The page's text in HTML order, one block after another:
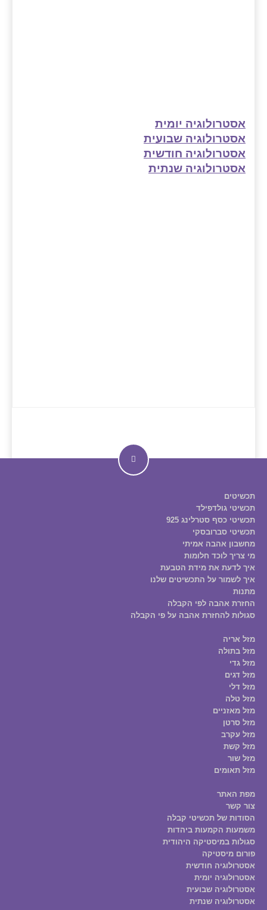
אסטרולוגיה יומית
אסטרולוגיה שבועית
אסטרולוגיה חודשית
אסטרולוגיה שנתית
תכשיטים
תכשיטי גולדפילד
תכשיטי כסף סטרלינג 925
תכשיטי סברובסקי
מחשבון אהבה אמיתי
מי צריך לוכד חלומות
איך לדעת את מידת הטבעת
איך לשמור על התכשיטים שלנו
מתנות
החזרת אהבה לפי הקבלה
סגולות להחזרת אהבה על פי הקבלה
מזל אריה
מזל בתולה
מזל גדי
מזל דגים
מזל דלי
מזל טלה
מזל מאזניים
מזל סרטן
מזל עקרב
מזל קשת
מזל שור
מזל תאומים
מפת האתר
צור קשר
הסודות של תכשיטי קבלה
משמעות הקמעות ביהדות
סגולות במיסטיקה היהודית
פורום מיסטיקה
אסטרולוגיה חודשית
אסטרולוגיה יומית
אסטרולוגיה שבועית
אסטרולוגיה שנתית